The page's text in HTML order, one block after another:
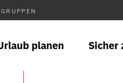
planen Sicher